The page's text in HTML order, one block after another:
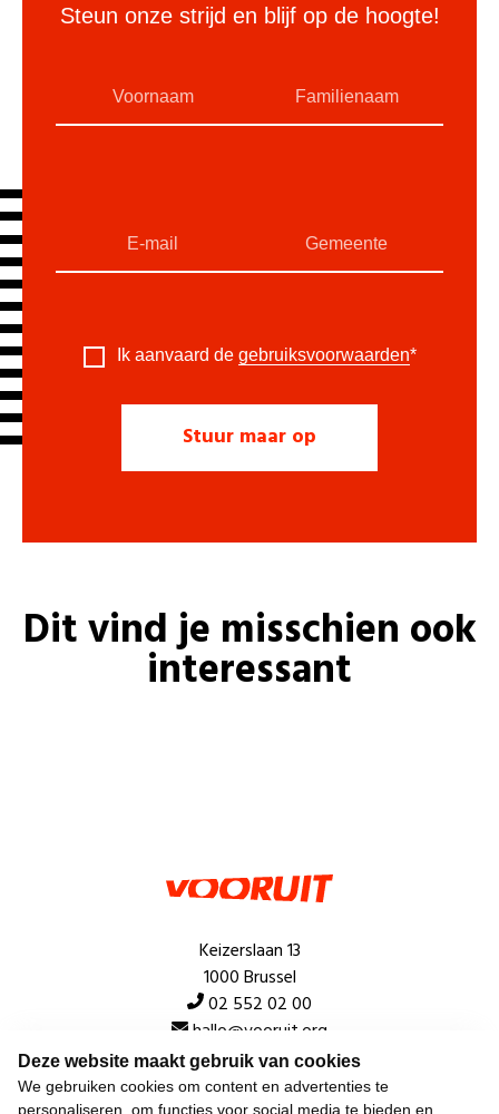
Deze website maakt gebruik van cookies
We gebruiken cookies om content en advertenties te
personaliseren, om functies voor social media te bieden en
Steun onze strijd en blijf op de hoogte!
Ik aanvaard de gebruiksvoorwaarden*
Dit vind je misschien ook
interessant
Keizerslaan 13
1000 Brussel
02 552 02 00
hallo@vooruit.org
Snel